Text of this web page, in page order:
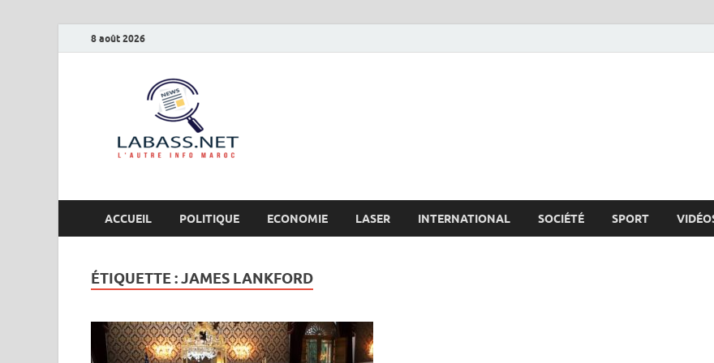
8 août 2026
ACCUEIL POLITIQUE ECONOMIE LASER INTERNATIONAL SOCIÉTÉ SPORT
ÉTIQUETTE :JAMES LANKFORD